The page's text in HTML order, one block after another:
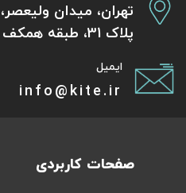
تهران، میدان
پلاک 31، طبقه همکف
ایمیل
info@kite.ir
صفحات کاربردی